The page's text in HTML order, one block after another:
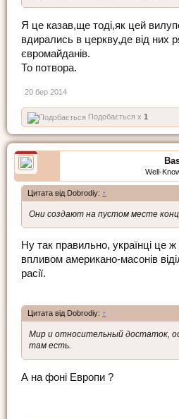
Я це казав,ще тоді,як цей
вдирались в церкву,де від них
євромайданів.
То потвора.
20 бер 2014
Подобається x 1
Well-
Цитата від Dobrodiy: ↑
Они создают на пустом месте
Ну так правильно, українці це ж
впливом американо-масонів
расії.
Цитата від Dobrodiy: ↑
Мир и относительный достаток,
там есть.
А на фоні Европи ?